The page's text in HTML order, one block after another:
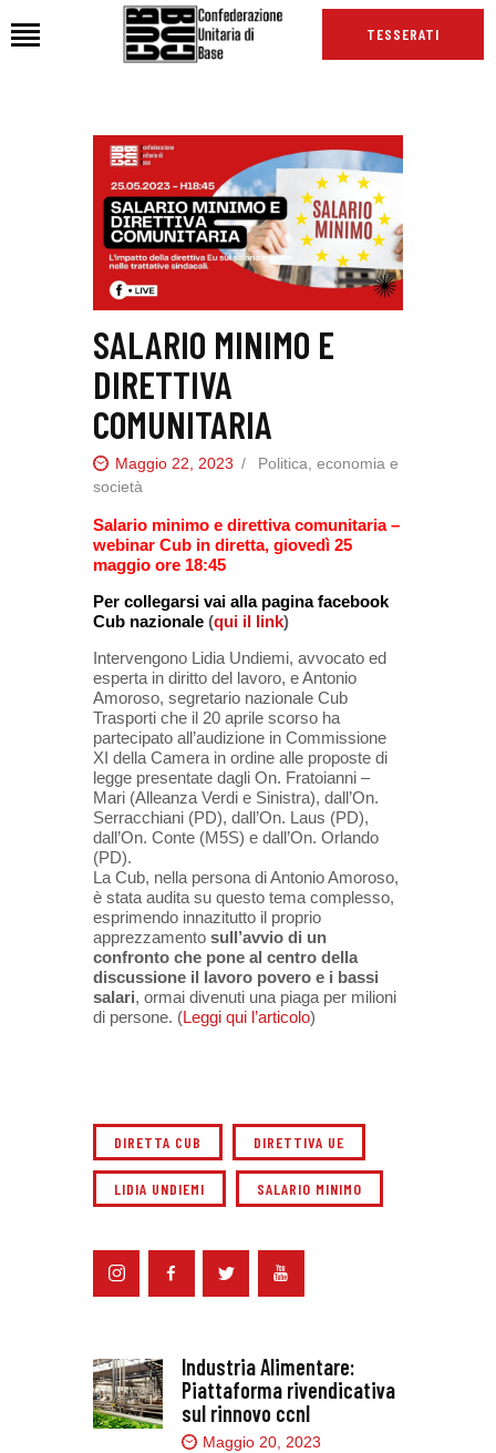
TESSERATI
HOME
CHI SIAMO
SEDI
NEWS
PODCAST CUB
TG CUB
INTERNAZIONALE
RASSEGNA STAMPA
SALARIO MINIMO E
DIRETTIVA
COMUNITARIA
Maggio 22, 2023
Politica, economia e
società
Salario minimo e direttiva comunitaria –
webinar Cub in diretta, giovedì 25
maggio ore 18:45
Per collegarsi vai alla pagina facebook
Cub nazionale (qui il link)
Intervengono Lidia Undiemi, avvocato ed
esperta in diritto del lavoro, e Antonio
Amoroso, segretario nazionale Cub
Trasporti che il 20 aprile scorso ha
partecipato all’audizione in Commissione
XI della Camera in ordine alle proposte di
legge presentate dagli On. Fratoianni –
Mari (Alleanza Verdi e Sinistra), dall’On.
Serracchiani (PD), dall’On. Laus (PD),
dall’On. Conte (M5S) e dall’On. Orlando
(PD).
La Cub, nella persona di Antonio Amoroso,
è stata audita su questo tema complesso,
esprimendo innazitutto il proprio
apprezzamento sull’avvio di un
confronto che pone al centro della
discussione il lavoro povero e i bassi
salari, ormai divenuti una piaga per milioni
di persone. (Leggi qui l’articolo)
DIRETTA CUB DIRETTIVA UE
LIDIA UNDIEMI SALARIO MINIMO
Industria Alimentare:
Piattaforma rivendicativa
sul rinnovo ccnl
Maggio 20, 2023